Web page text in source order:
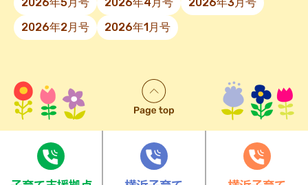
2026年5月号
2026年4月号
2026年3月号
2026年2月号
2026年1月号